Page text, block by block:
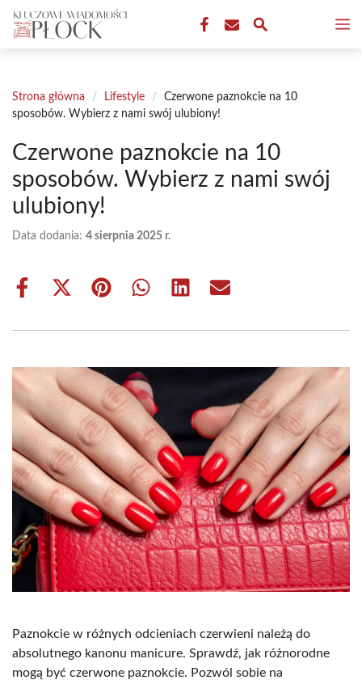
Przejdź
treści
Strona główna / Lifestyle /
Czerwone paznokcie na 10
sposobów. Wybierz z nami swój ulubiony!
Czerwone paznokcie na 10
sposobów. Wybierz z nami swój
ulubiony!
Data dodania: 4 sierpnia 2025 r.
Share
Share
(Twitter)
Share Share Share Share
Paznokcie w różnych odcieniach czerwieni należą do
absolutnego kanonu manicure. Sprawdź, jak różnorodne
mogą być czerwone paznokcie. Pozwól sobie na